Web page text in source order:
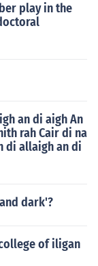
play in the
an di aigh An
rah Cair di na
di allaigh an di
dark'?
of iligan